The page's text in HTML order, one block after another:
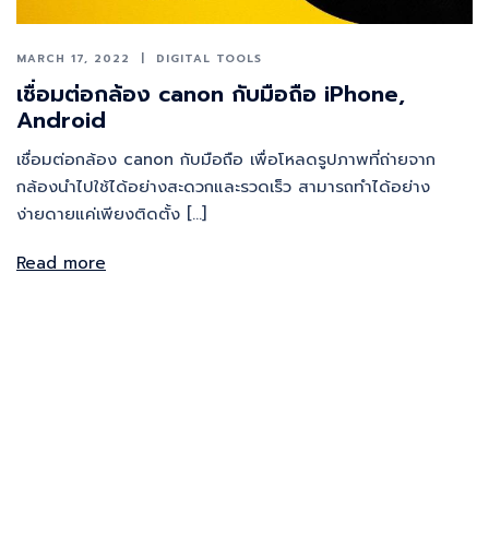
MARCH 17, 2022 DIGITAL TOOLS
เชื่อมต่อกล้อง canon กับมือถือ iPhone,
Android
เชื่อมต่อกล้อง canon กับมือถือ เพื่อโหลดรูปภาพที่ถ่ายจาก
กล้องนำไปใช้ได้อย่างสะดวกและรวดเร็ว สามารถทำได้อย่าง
ง่ายดายแค่เพียงติดตั้ง […]
Read more